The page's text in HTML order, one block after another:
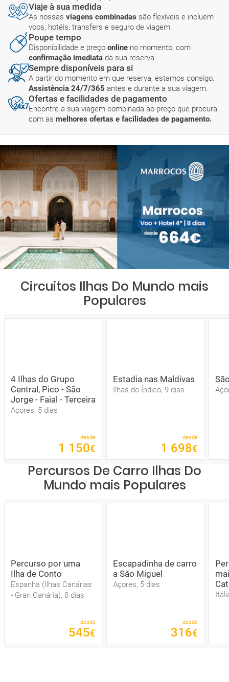
Viaje à sua medida
As nossas viagens combinadas são flexíveis e incluem
voos, hotéis, transfers e seguro de viagem.
Poupe tempo
Disponibilidade e preço online no momento, com
confirmação imediata da sua reserva.
Sempre disponíveis para si
A partir do momento em que reserva, estamos consigo.
Assistência 24/7/365 antes e durante a sua viagem.
Ofertas e facilidades de pagamento
Encontre a sua viagem combinada ao preço que procura,
com as melhores ofertas e facilidades de pagamento.
Circuitos Ilhas Do Mundo mais
Populares
4 Ilhas do Grupo
Central, Pico - São
Jorge - Faial - Terceira
Açores, 5 dias
desde
1 150€
Estadia nas Maldivas
Ilhas do Índico, 9 dias
desde
1 698€
Percursos De Carro Ilhas Do
Mundo mais Populares
Percurso por uma
Ilha de Conto
Espanha (Ilhas Canárias
- Gran Canária), 8 dias
desde
545€
Escapadinha de carro
a São Miguel
Açores, 5 dias
desde
316€